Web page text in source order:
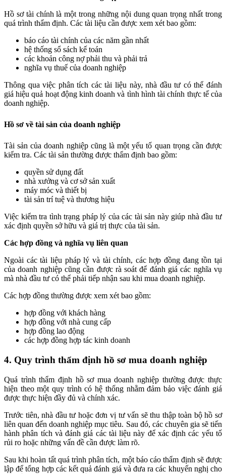
Hồ sơ tài chính là một trong những nội dung quan trọng nhất trong
quá trình thẩm định. Các tài liệu cần được xem xét bao gồm:
báo cáo tài chính của các năm gần nhất
hệ thống sổ sách kế toán
các khoản công nợ phải thu và phải trả
nghĩa vụ thuế của doanh nghiệp
Thông qua việc phân tích các tài liệu này, nhà đầu tư có thể đánh
giá hiệu quả hoạt động kinh doanh và tình hình tài chính thực tế của
doanh nghiệp.
Hồ sơ về tài sản của doanh nghiệp
Tài sản của doanh nghiệp cũng là một yếu tố quan trọng cần được
kiểm tra. Các tài sản thường được thẩm định bao gồm:
quyền sử dụng đất
nhà xưởng và cơ sở sản xuất
máy móc và thiết bị
tài sản trí tuệ và thương hiệu
Việc kiểm tra tình trạng pháp lý của các tài sản này giúp nhà đầu tư
xác định quyền sở hữu và giá trị thực của tài sản.
Các hợp đồng và nghĩa vụ liên quan
Ngoài các tài liệu pháp lý và tài chính, các hợp đồng đang tồn tại
của doanh nghiệp cũng cần được rà soát để đánh giá các nghĩa vụ
mà nhà đầu tư có thể phải tiếp nhận sau khi mua doanh nghiệp.
Các hợp đồng thường được xem xét bao gồm:
hợp đồng với khách hàng
hợp đồng với nhà cung cấp
hợp đồng lao động
các hợp đồng hợp tác kinh doanh
4. Quy trình thẩm định hồ sơ mua doanh nghiệp
Quá trình thẩm định hồ sơ mua doanh nghiệp thường được thực
hiện theo một quy trình có hệ thống nhằm đảm bảo việc đánh giá
được thực hiện đầy đủ và chính xác.
Trước tiên, nhà đầu tư hoặc đơn vị tư vấn sẽ thu thập toàn bộ hồ sơ
liên quan đến doanh nghiệp mục tiêu. Sau đó, các chuyên gia sẽ tiến
hành phân tích và đánh giá các tài liệu này để xác định các yếu tố
rủi ro hoặc những vấn đề cần được làm rõ.
Sau khi hoàn tất quá trình phân tích, một báo cáo thẩm định sẽ được
lập để tổng hợp các kết quả đánh giá và đưa ra các khuyến nghị cho